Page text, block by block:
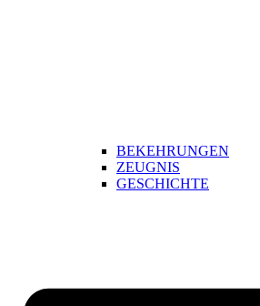
BEKEHRUNGEN
ZEUGNIS
GESCHICHTE